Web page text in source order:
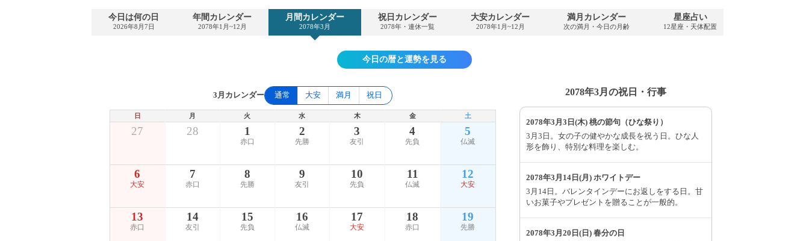
今日は何の日
2026年8月7日
年間カレンダー
2078年1月~12月
月間カレンダー
2078年3月
祝日カレンダー
2078年・連休一覧
大安カレンダー
2078年1月~12月
満月カレンダー
次の満月・今日の月齢
星座占い
12星座・天体配置
今日の暦と運勢を見る
3月カレンダー 通常 大安 満月 祝日
日 月 火 水 木 金 土
27 28 1
赤口
2
先勝
3
友引
4
先負
5
仏滅
6
大安
7
赤口
8
先勝
9
友引
10
先負
11
仏滅
12
大安
13
赤口
14
友引
15
先負
16
仏滅
17
大安
18
赤口
19
先勝
2078年3月の祝日・行事
2078年3月3日(木) 桃の節句（ひな祭り）
3月3日。女の子の健やかな成長を祝う日。ひな人
形を飾り、特別な料理を楽しむ。
2078年3月14日(月) ホワイトデー
3月14日。バレンタインデーにお返しをする日。甘
いお菓子やプレゼントを贈ることが一般的。
2078年3月20日(日) 春分の日